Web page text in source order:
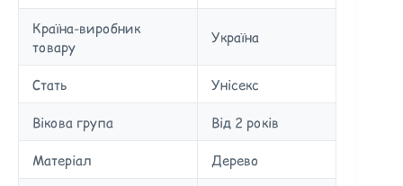
Країна-виробник
товару
Україна
Стать
Унісекс
Вікова група
Від 2 років
Матеріал
Дерево